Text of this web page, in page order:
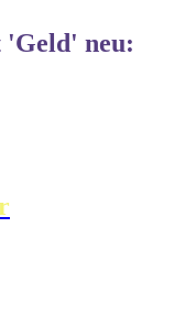
neu: